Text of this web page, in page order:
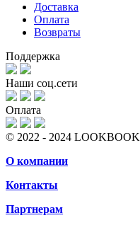
Доставка
Оплата
Возвраты
Поддержка
Наши соц.сети
Оплата
© 2022 - 2024 LOOKBOOK
О компании
Контакты
Партнерам